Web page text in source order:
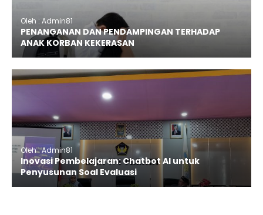
Oleh : Admin81
PENANGANAN DAN PENDAMPINGAN TERHADAP
ANAK KORBAN KEKERASAN
Oleh : Admin81
Inovasi Pembelajaran: Chatbot AI untuk
Penyusunan Soal Evaluasi